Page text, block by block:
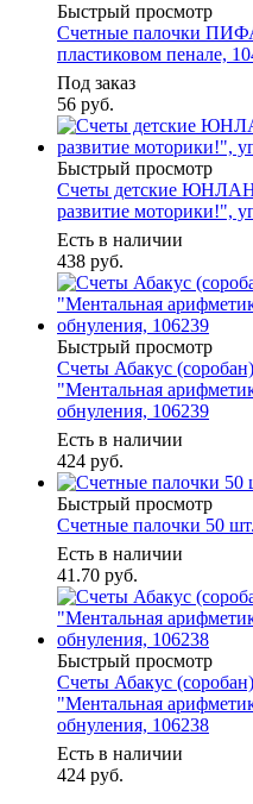
Быстрый просмотр
Счетные палочки
пластиковом пенале,
Под заказ
56 руб.
Быстрый просмотр
Счеты детские
развитие моторики!",
Есть в наличии
438 руб.
Быстрый просмотр
Счеты Абакус
"Ментальная
обнуления, 106239
Есть в наличии
424 руб.
Быстрый просмотр
Счетные палочки 50
Есть в наличии
41.70 руб.
Быстрый просмотр
Счеты Абакус
"Ментальная
обнуления, 106238
Есть в наличии
424 руб.